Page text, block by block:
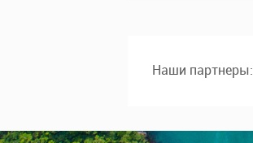
Наши партнеры: